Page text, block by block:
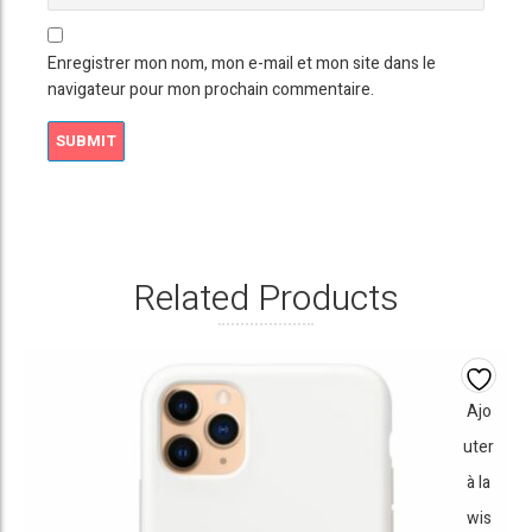
Enregistrer mon nom, mon e-mail et mon site dans le
navigateur pour mon prochain commentaire.
Related Products
Ajo
uter
à la
wis